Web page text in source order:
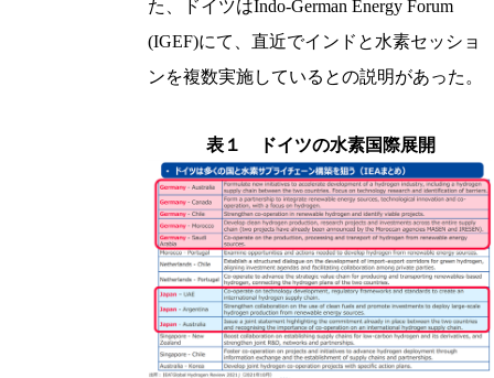
た、ドイツはIndo-German Energy Forum
(IGEF)にて、直近でインドと水素セッショ
ンを複数実施しているとの説明があった。
表１ ドイツの水素国際展開